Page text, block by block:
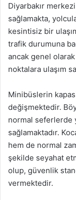
Diyarbakır
sağlamakta,
kesintisiz bir
trafik durumuna
ancak genel
noktalara ulaşım
Minibüslerin
değişmektedir.
normal seferlerde
sağlamaktadır.
hem de normal
şekilde seyahat
olup, güvenlik
vermektedir.